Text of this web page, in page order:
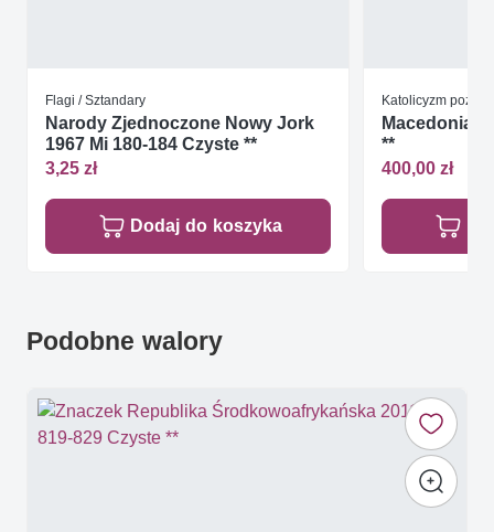
Flagi / Sztandary
Narody Zjednoczone Nowy Jork
1967 Mi 180-184 Czyste **
3,25 zł
Dodaj do koszyka
Katolicyzm
Macedonia
**
400,00 zł
Podobne walory